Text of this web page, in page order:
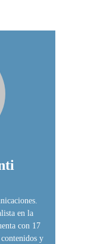
en la
con 17
y